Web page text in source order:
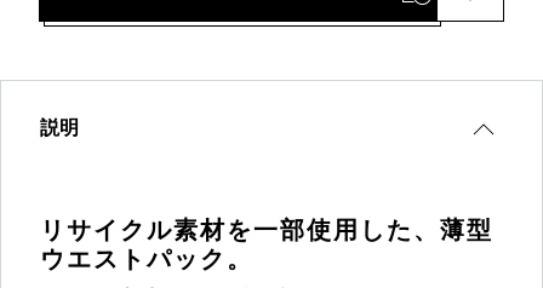
説明
リサイクル素材を一部使用した、薄型
ウエストパック。